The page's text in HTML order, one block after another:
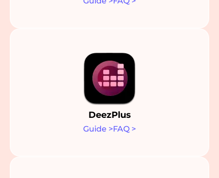
DeezPlus
Guide >FAQ >